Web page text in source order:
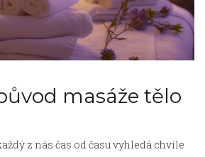
masáže tělo
z nás čas od času vyhledá chvíle